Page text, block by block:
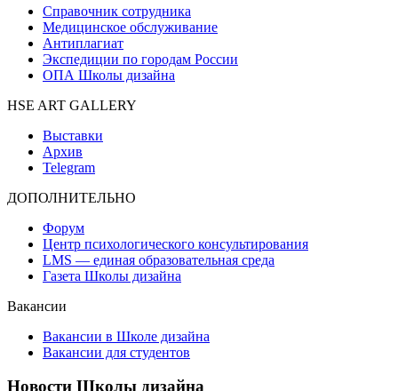
Справочник сотрудника
Медицинское обслуживание
Антиплагиат
Экспедиции по городам России
ОПА Школы дизайна
HSE ART GALLERY
Выставки
Архив
Telegram
ДОПОЛНИТЕЛЬНО
Форум
Центр психологического консультирования
LMS — единая образовательная среда
Газета Школы дизайна
Вакансии
Вакансии в Школе дизайна
Вакансии для студентов
Новости Школы дизайна